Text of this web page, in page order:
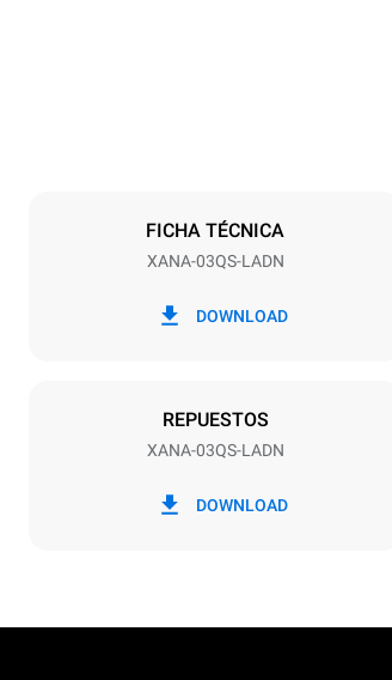
FICHA TÉCNICA
XANA-03QS-LADN
DOWNLOAD
REPUESTOS
XANA-03QS-LADN
DOWNLOAD